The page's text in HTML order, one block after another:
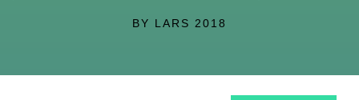
BY LARS 2018